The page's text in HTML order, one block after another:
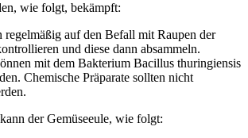
wie folgt, bekämpft:
regelmäßig auf den Befall mit Raupen der
und diese dann absammeln.
mit dem Bakterium Bacillus thuringiensis
Chemische Präparate sollten nicht
der Gemüseeule, wie folgt: